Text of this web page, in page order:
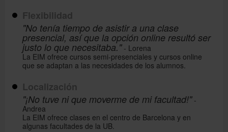
Flexibilidad
"No tenía tiempo de asistir a una clase
presencial, así que la opción online resultó ser
justo lo que necesitaba."- Lorena
La EIM ofrece cursos semi-presenciales y cursos online
que se adaptan a las necesidades de los alumnos.
Localización
"¡No tuve ni que moverme de mi facultad!"-
Andrea
La EIM ofrece clases en el centro de Barcelona y en
algunas facultades de la UB.